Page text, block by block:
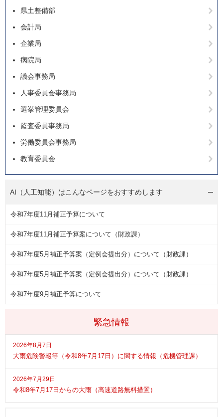
緊急情報
2026年8月7日
大雨危険警報等（令和8年7月17日）に関する情報（危機管理課）
2026年7月29日
令和8年7月17日からの大雨（高速道路無料措置）
県土整備部
会計局
企業局
病院局
議会事務局
人事委員会事務局
選挙管理委員会
監査委員事務局
労働委員会事務局
教育委員会
AI（人工知能）はこんなページをおすすめします
令和7年度11月補正予算について
令和7年度11月補正予算案について（財政課）
令和7年度5月補正予算案（定例会提出分）について（財政課）
令和7年度5月補正予算案（定例会提出分）について（財政課）
令和7年度9月補正予算について